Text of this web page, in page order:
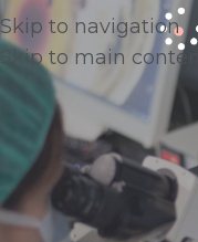
Skip to navigation
Skip to main content